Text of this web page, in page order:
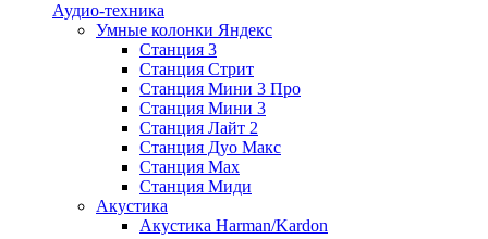
Аудио-техника
Умные колонки Яндекс
Станция 3
Станция Стрит
Станция Мини 3 Про
Станция Мини 3
Станция Лайт 2
Станция Дуо Макс
Станция Max
Станция Миди
Акустика
Акустика Harman/Kardon